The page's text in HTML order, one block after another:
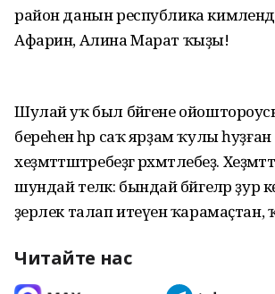
район данын республика
Афарин, Алина Марат ҡыҙы!
Шулай уҡ был бәйгене
береһенә һәр саҡ ярҙам ҡулы һуҙған
хеҙмәттәштәребеҙгә рәхмәтлебеҙ.
шундай теләк: бындай бәйгеләр ҙур
әҙерлек талап итеүенә
Читайте нас